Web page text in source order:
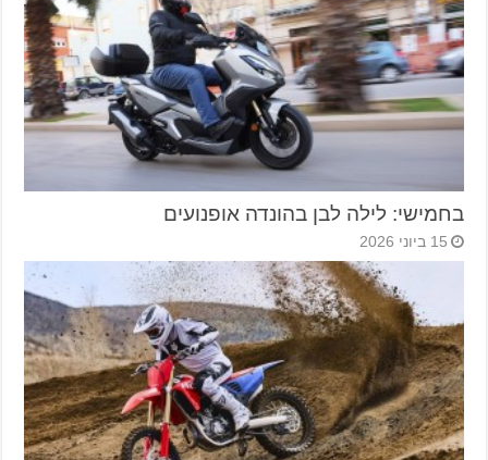
בחמישי: לילה לבן בהונדה אופנועים
15 ביוני 2026